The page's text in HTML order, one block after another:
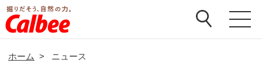
ホーム > ニュース